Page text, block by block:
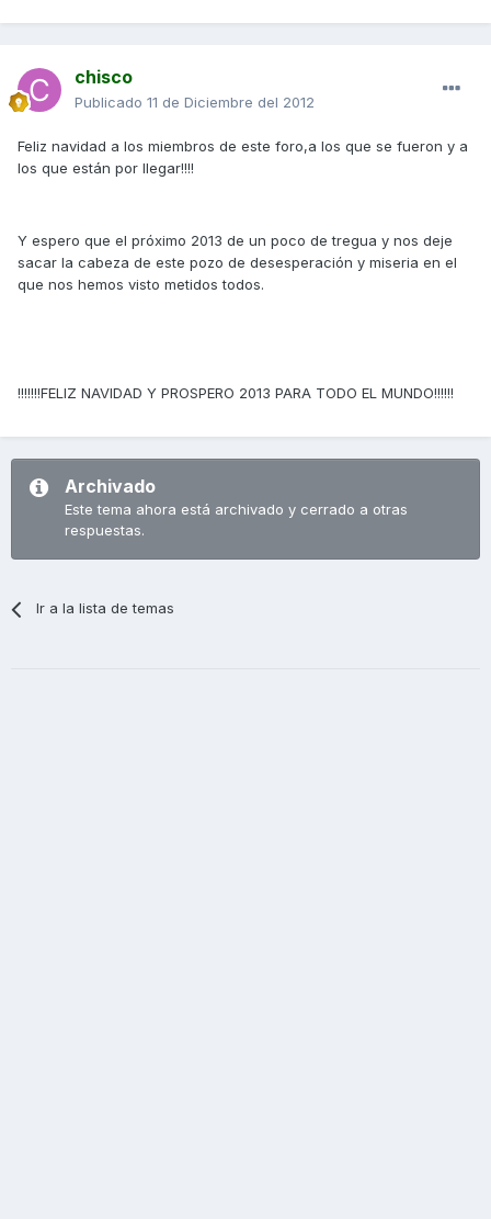
chisco
Publicado 11 de Diciembre del 2012
Feliz navidad a los miembros de este foro,a los que se fueron y a
los que están por llegar!!!!
Y espero que el próximo 2013 de un poco de tregua y nos deje
sacar la cabeza de este pozo de desesperación y miseria en el
que nos hemos visto metidos todos.
!!!!!!!FELIZ NAVIDAD Y PROSPERO 2013 PARA TODO EL MUNDO!!!!!!
Archivado
Este tema ahora está archivado y cerrado a otras
respuestas.
Ir a la lista de temas